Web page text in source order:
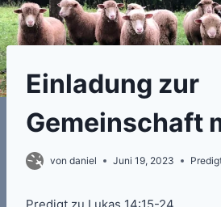
Einladung zur
Gemeinschaft
von daniel Juni 19, 2023
Predigt zu Lukas 14:15-24